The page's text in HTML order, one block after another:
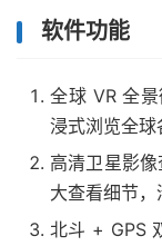
软件功能
全球 VR 全
浸式浏览全
高清卫星影
大查看细节
北斗 + GPS